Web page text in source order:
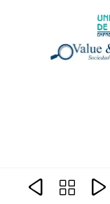
  